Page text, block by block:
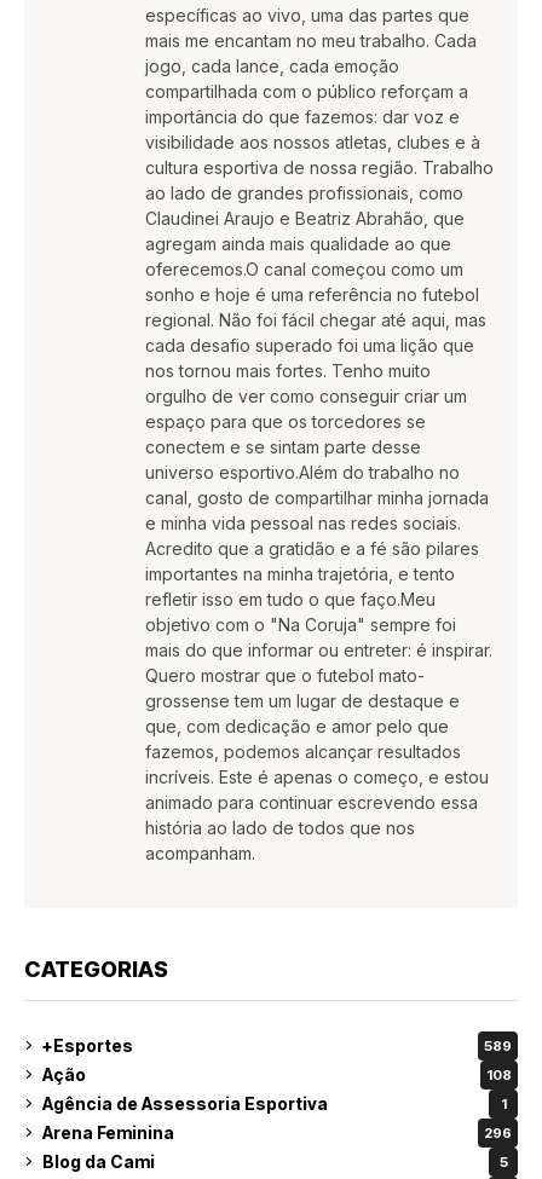
específicas ao vivo, uma das partes que
mais me encantam no meu trabalho. Cada
jogo, cada lance, cada emoção
compartilhada com o público reforçam a
importância do que fazemos: dar voz e
visibilidade aos nossos atletas, clubes e à
cultura esportiva de nossa região. Trabalho
ao lado de grandes profissionais, como
Claudinei Araujo e Beatriz Abrahão, que
agregam ainda mais qualidade ao que
oferecemos.O canal começou como um
sonho e hoje é uma referência no futebol
regional. Não foi fácil chegar até aqui, mas
cada desafio superado foi uma lição que
nos tornou mais fortes. Tenho muito
orgulho de ver como conseguir criar um
espaço para que os torcedores se
conectem e se sintam parte desse
universo esportivo.Além do trabalho no
canal, gosto de compartilhar minha jornada
e minha vida pessoal nas redes sociais.
Acredito que a gratidão e a fé são pilares
importantes na minha trajetória, e tento
refletir isso em tudo o que faço.Meu
objetivo com o "Na Coruja" sempre foi
mais do que informar ou entreter: é inspirar.
Quero mostrar que o futebol mato-
grossense tem um lugar de destaque e
que, com dedicação e amor pelo que
fazemos, podemos alcançar resultados
incríveis. Este é apenas o começo, e estou
animado para continuar escrevendo essa
história ao lado de todos que nos
acompanham.
CATEGORIAS
+Esportes 589
Ação 108
Agência de Assessoria Esportiva 1
Arena Feminina 296
Blog da Cami 5